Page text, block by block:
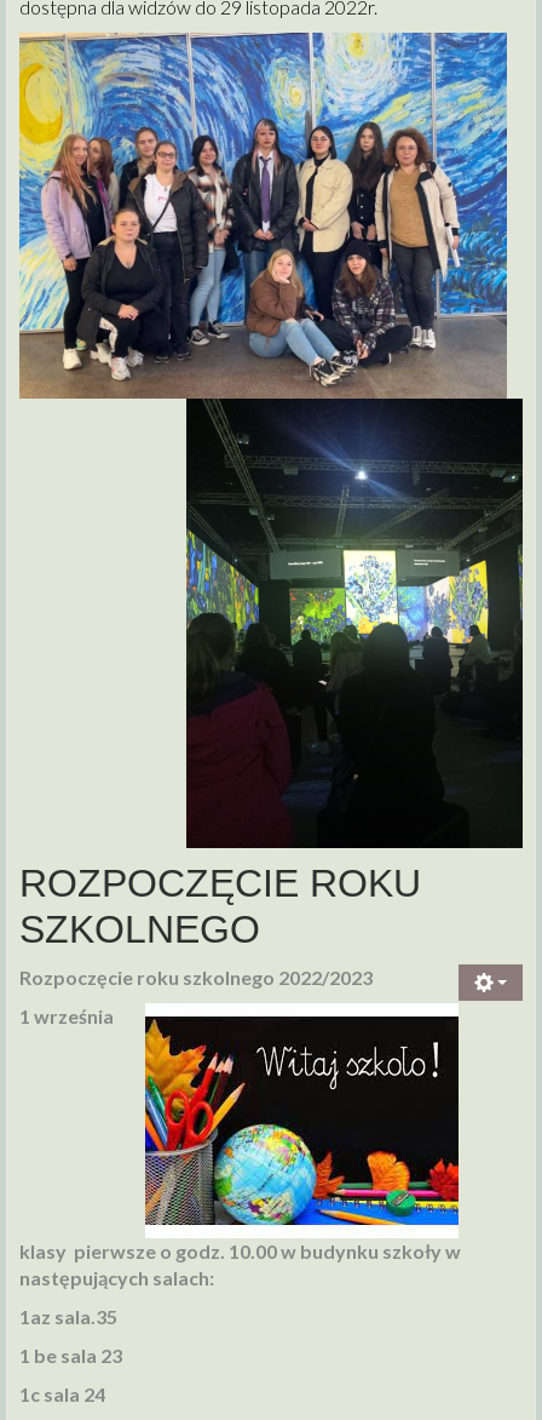
dostępna dla widzów do 29 listopada 2022r.
ROZPOCZĘCIE ROKU
SZKOLNEGO
Rozpoczęcie roku szkolnego 2022/2023
1 września
klasy pierwsze o godz. 10.00 w budynku szkoły w
następujących salach:
1az sala.35
1 be sala 23
1c sala 24